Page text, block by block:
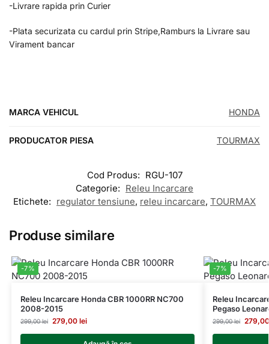
-Livrare rapida prin Curier
-Plata securizata cu cardul prin Stripe,Ramburs la Livrare sau
Virament bancar
MARCA VEHICUL HONDA
PRODUCATOR PIESA TOURMAX
Cod Produs: RGU-107
Categorie: Releu Incarcare
Etichete: regulator tensiune, releu incarcare, TOURMAX
Produse similare
-7%
Releu Incarcare Honda CBR 1000RR NC700
2008-2015
299,00lei 279,00 lei
-7%
Releu
Pegaso
299,00lei